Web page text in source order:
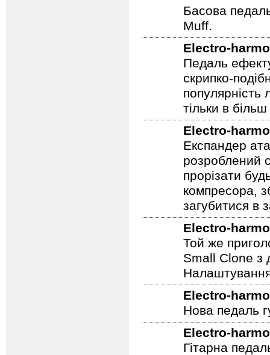
Electro-
Басова
Muff.
Electro-
Педаль
скрипко-
тільки в
Electro-
Експандер
розроблений
прорізати
компресора,
загубитися в
Electro-
Той же
Small Clone з
Налаштування
Electro-
Нова педаль
Electro-